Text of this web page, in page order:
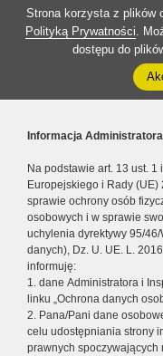
Strona korzysta z plików
Polityką Prywatności.
dostępu do
Informacja Administratora
Na podstawie art. 13 ust.
Europejskiego i Rady
sprawie ochrony osób
osobowych i w sprawie
uchylenia dyrektywy 95/
danych), Dz. U. UE. L.
informuję:
1. dane Administratora i
linku „Ochrona danych
2. Pana/Pani dane
celu udostępniania strony
prawnych spoczywających